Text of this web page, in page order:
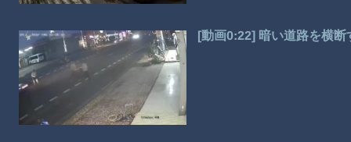
[動画0:22] 暗い道路を横